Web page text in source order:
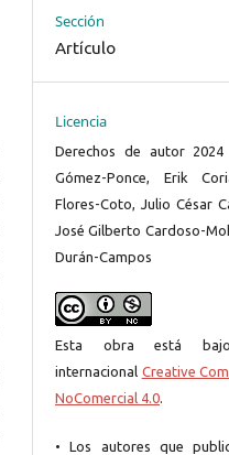
Sección
Artículo
Licencia
Derechos de autor
Gómez-Ponce, Erik
Flores-Coto, Julio César
José Gilberto Cardoso-
Durán-Campos
Esta obra está
internacional Creative
NoComercial 4.0
• Los autores que